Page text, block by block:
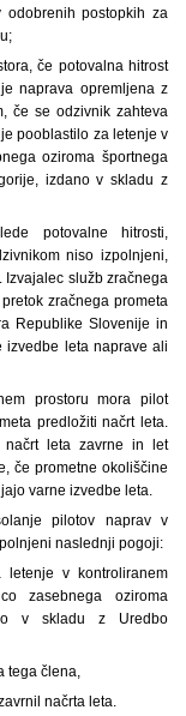
postopkih za
če potovalna hitrost
naprava opremljena z
če se odzivnik zahteva
pooblastilo za letenje v
oziroma športnega
izdano v skladu z
potovalne hitrosti,
niso izpolnjeni,
Izvajalec služb zračnega
zračnega prometa
Republike Slovenije in
izvedbe leta naprave ali
prostoru mora pilot
predložiti načrt leta.
načrt leta zavrne in let
če prometne okoliščine
varne izvedbe leta.
pilotov naprav v
naslednji pogoji:
v kontroliranem
zasebnega oziroma
v skladu z Uredbo
tega člena,
načrta leta.